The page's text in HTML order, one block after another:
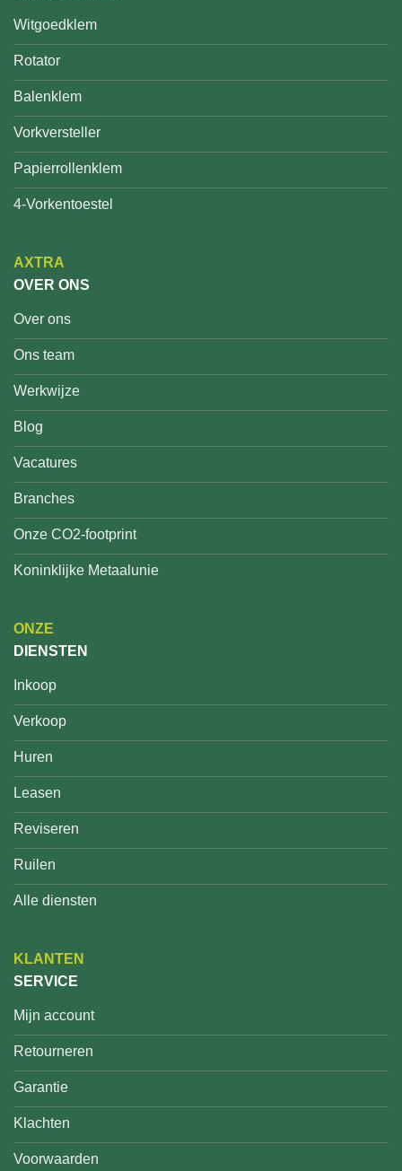
Witgoedklem
Rotator
Balenklem
Vorkversteller
Papierrollenklem
4-Vorkentoestel
AXTRA
OVER ONS
Over ons
Ons team
Werkwijze
Blog
Vacatures
Branches
Onze CO2-footprint
Koninklijke Metaalunie
ONZE
DIENSTEN
Inkoop
Verkoop
Huren
Leasen
Reviseren
Ruilen
Alle diensten
KLANTEN
SERVICE
Mijn account
Retourneren
Garantie
Klachten
Voorwaarden